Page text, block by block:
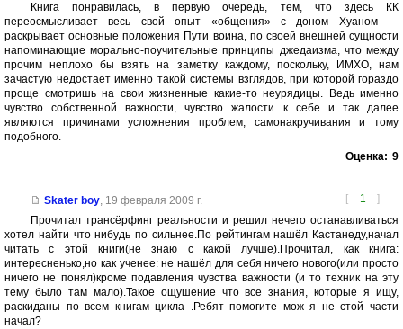
Книга понравилась, в первую очередь, тем, что здесь КК
переосмысливает весь свой опыт «общения» с доном Хуаном —
раскрывает основные положения Пути воина, по своей внешней сущности
напоминающие морально-поучительные принципы джедаизма, что между
прочим неплохо бы взять на заметку каждому, поскольку, ИМХО, нам
зачастую недостает именно такой системы взглядов, при которой гораздо
проще смотришь на свои жизненные какие-то неурядицы. Ведь именно
чувство собственной важности, чувство жалости к себе и так далее
являются причинами усложнения проблем, самонакручивания и тому
подобного.
Оценка: 9
[ 1 ]
Skater boy, 19 февраля 2009 г.
Прочитал трансёрфинг реальности и решил нечего останавливаться
хотел найти что нибудь по сильнее.По рейтингам нашёл Кастанеду,начал
читать с этой книги(не знаю с какой лучше).Прочитал, как книга:
интересненько,но как ученее: не нашёл для себя ничего нового(или просто
ничего не понял)кроме подавления чувства важности (и то техник на эту
тему было там мало).Такое ощушение что все знания, которые я ищу,
раскиданы по всем книгам цикла .Ребят помогите мож я не стой части
начал?